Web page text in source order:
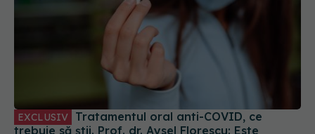
EXCLUSIV Tratamentul oral anti-COVID, ce
trebuie să știi. Prof. dr. Aysel Florescu: Este
demonstrat ca eficiență virală. A redus foarte